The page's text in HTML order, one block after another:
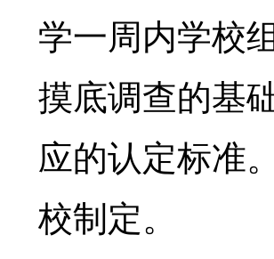
学一周内学校
摸底调查的基
应的认定标准
校制定。